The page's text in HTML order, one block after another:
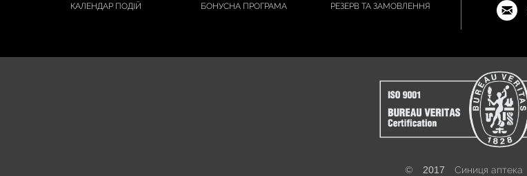
КАЛЕНДАР ПОДІЙ БОНУСНА ПРОГРАМА РЕЗЕРВ ТА ЗАМОВЛЕННЯ
© 2017 Синиця аптека